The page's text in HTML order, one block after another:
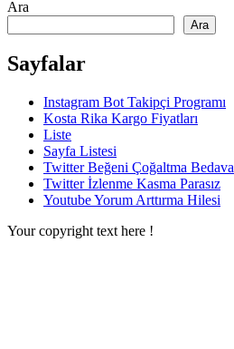
Ara
Ara
Sayfalar
Instagram Bot Takipçi Programı
Kosta Rika Kargo Fiyatları
Liste
Sayfa Listesi
Twitter Beğeni Çoğaltma Bedava
Twitter İzlenme Kasma Parasız
Youtube Yorum Arttırma Hilesi
Your copyright text here !